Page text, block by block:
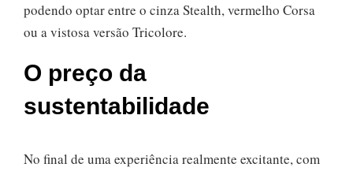
podendo optar entre o cinza Stealth, vermelho Corsa
ou a vistosa versão Tricolore.
O preço da
sustentabilidade
No final de uma experiência realmente excitante, com